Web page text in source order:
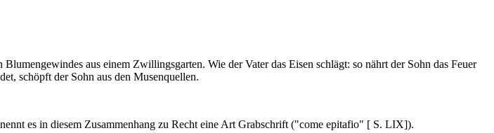
aus einem Zwillingsgarten. Wie der Vater das Eisen schlägt: so nährt der Sohn das Feuer
schöpft der Sohn aus den Musenquellen.
es in diesem Zusammenhang zu Recht eine Art Grabschrift ("come epitafio" [ S. LIX]).